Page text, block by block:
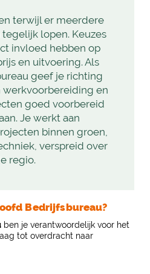
terwijl er meerdere
lopen. Keuzes
invloed hebben op
en uitvoering. Als
geef je richting
werkvoorbereiding en
goed voorbereid
Je werkt aan
binnen groen,
verspreid over
regio.
Bedrijfsbureau?
ben je verantwoordelijk voor het
tot overdracht naar